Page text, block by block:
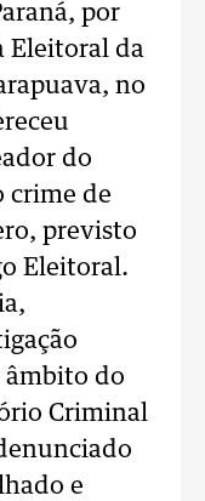
por
Eleitoral da
no
do
crime de
previsto
Eleitoral.
âmbito do
Criminal
e